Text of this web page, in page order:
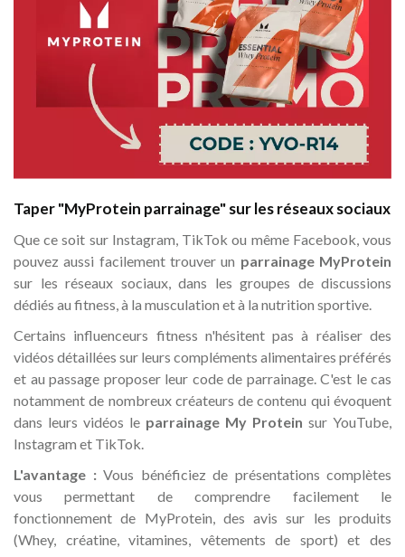
Taper "MyProtein parrainage" sur les réseaux sociaux
Que ce soit sur Instagram, TikTok ou même Facebook, vous
pouvez aussi facilement trouver un parrainage MyProtein
sur les réseaux sociaux, dans les groupes de discussions
dédiés au fitness, à la musculation et à la nutrition sportive.
Certains influenceurs fitness n'hésitent pas à réaliser des
vidéos détaillées sur leurs compléments alimentaires préférés
et au passage proposer leur code de parrainage. C'est le cas
notamment de nombreux créateurs de contenu qui évoquent
dans leurs vidéos le parrainage My Protein sur YouTube,
Instagram et TikTok.
L'avantage :Vous bénéficiez de présentations complètes
vous permettant de comprendre facilement le
fonctionnement de MyProtein, des avis sur les produits
(Whey, créatine, vitamines, vêtements de sport) et des